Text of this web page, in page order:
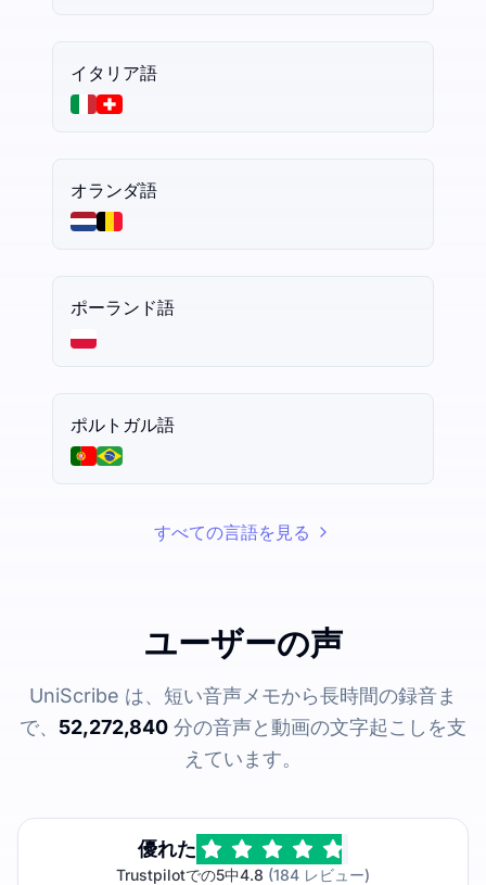
イタリア語
オランダ語
ポーランド語
ポルトガル語
すべての言語を見る
ユーザーの声
UniScribe は、短い音声メモから長時間の録音ま
で、 52,272,840 分の音声と動画の文字起こしを支
えています。
優れた
Trustpilotでの5中4.8 (184 レビュー)